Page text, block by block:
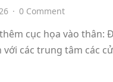
· 0 Comment
cục họa vào thân:
với các trung tâm các